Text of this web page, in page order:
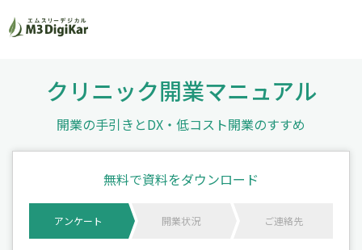
クリニック開業マニュアル
開業の手引きとDX・低コスト開業のすすめ
無料で資料をダウンロード
アンケート 開業状況 ご連絡先